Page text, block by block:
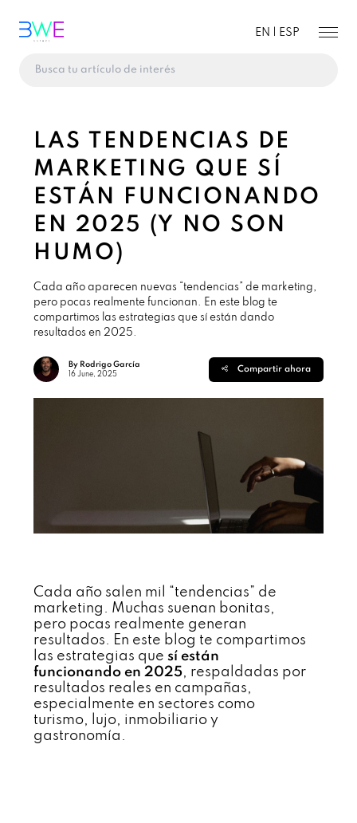
EN | ESP
LAS TENDENCIAS DE
MARKETING QUE SÍ
ESTÁN FUNCIONANDO
EN 2025 (Y NO SON
HUMO)
Cada año aparecen nuevas “tendencias” de marketing,
pero pocas realmente funcionan. En este blog te
compartimos las estrategias que sí están dando
resultados en 2025.
By Rodrigo García
16 June, 2025
Compartir ahora
Cada año salen mil “tendencias” de
marketing. Muchas suenan bonitas,
pero pocas realmente generan
resultados. En este blog te compartimos
las estrategias que sí están
funcionando en 2025, respaldadas por
resultados reales en campañas,
especialmente en sectores como
turismo, lujo, inmobiliario y
gastronomía.